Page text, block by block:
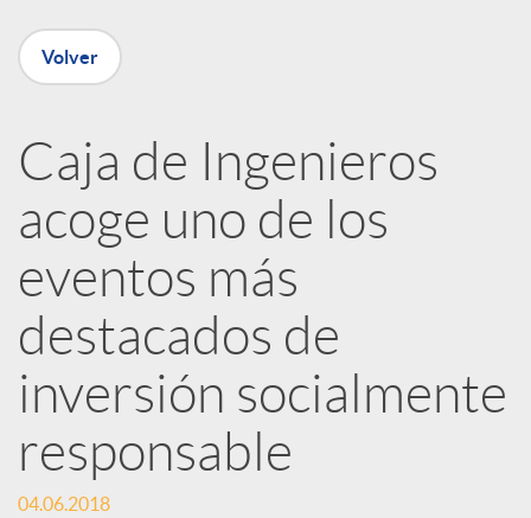
n
e
d
e
s
S
Volver
Caja de Ingenieros
acoge uno de los
eventos más
destacados de
inversión socialmente
responsable
04.06.2018